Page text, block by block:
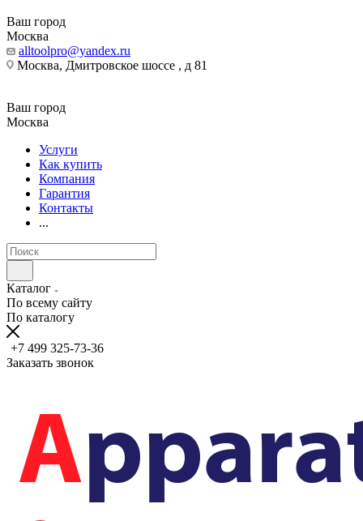
Ваш город
Москва
alltoolpro@yandex.ru
Москва, Дмитровское шоссе , д 81
Ваш город
Москва
Услуги
Как купить
Компания
Гарантия
Контакты
...
Каталог
По всему сайту
По каталогу
+7 499 325-73-36
Заказать звонок